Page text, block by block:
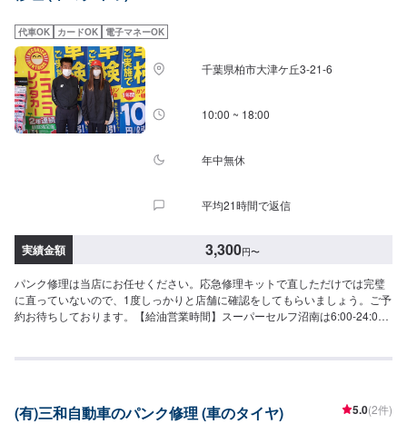
代車OK カードOK 電子マネーOK
千葉県柏市大津ケ丘3-21-6
10:00 ~ 18:00
年中無休
平均21時間で返信
実績金額 3,300円〜
パンク修理は当店にお任せください。応急修理キットで直しただけでは完璧
に直っていないので、1度しっかりと店舗に確認をしてもらいましょう。ご予
約お待ちしております。【給油営業時間】スーパーセルフ沼南は6:00-24:00
(有)三和自動車のパンク修理 (車のタイヤ) 5.0(2件)